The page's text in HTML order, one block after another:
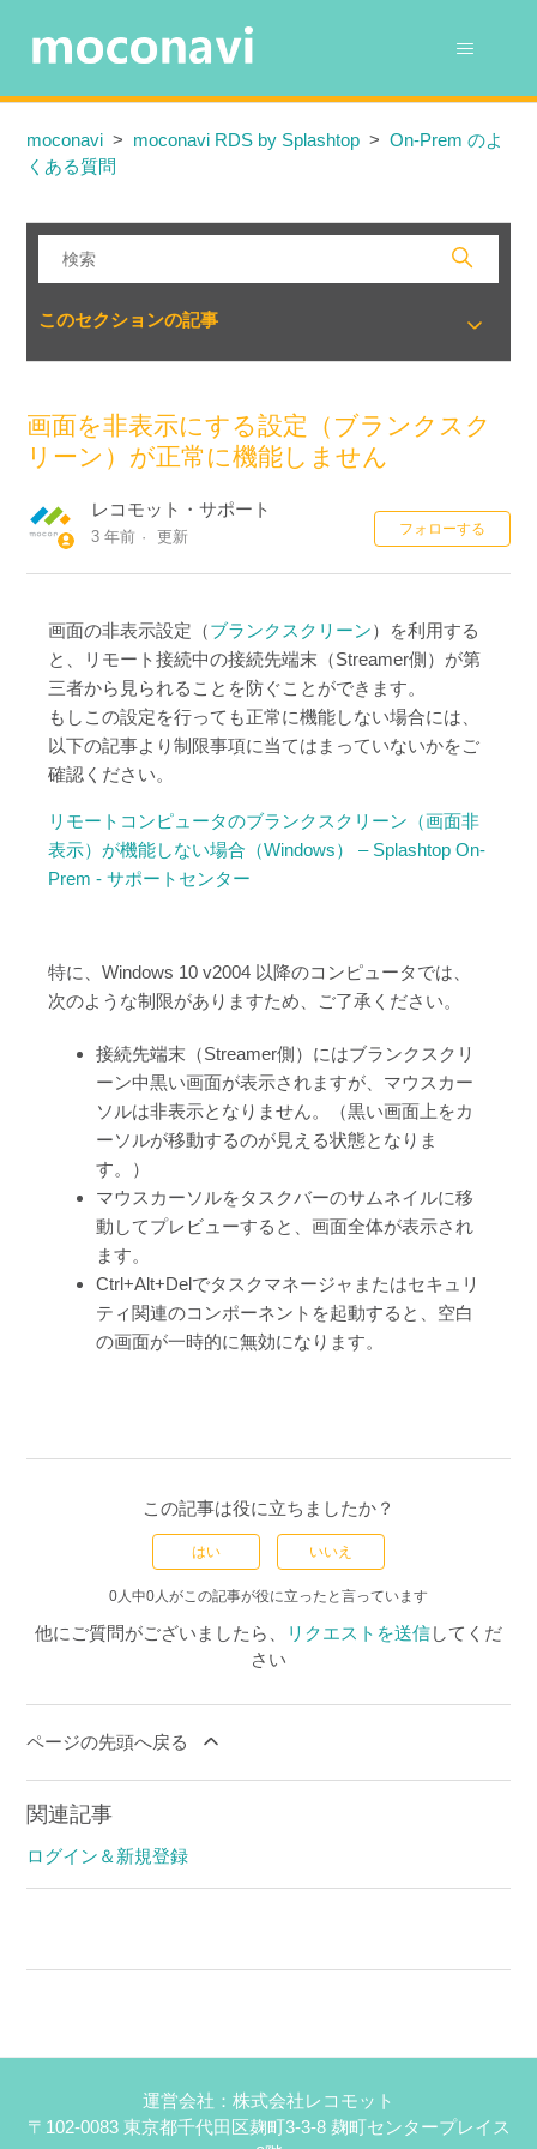
moconavi moconavi RDS by Splashtop
On-Prem のよ
くある質問
このセクションの記事
画面を非表示にする設定（ブランクスク
リーン）が正常に機能しません
レコモット・サポート
3 年前 更新 フォローする
画面の非表示設定（ブランクスクリーン）を利用する
と、リモート接続中の接続先端末（Streamer側）が第
三者から見られることを防ぐことができます。
もしこの設定を行っても正常に機能しない場合には、
以下の記事より制限事項に当てはまっていないかをご
確認ください。
リモートコンピュータのブランクスクリーン（画面非
表示）が機能しない場合（Windows） – Splashtop On-
Prem - サポートセンター
特に、Windows 10 v2004 以降のコンピュータでは、
次のような制限がありますため、ご了承ください。
接続先端末（Streamer側）にはブランクスクリ
ーン中黒い画面が表示されますが、マウスカー
ソルは非表示となりません。（黒い画面上をカ
ーソルが移動するのが見える状態となりま
す。）
マウスカーソルをタスクバーのサムネイルに移
動してプレビューすると、画面全体が表示され
ます。
Ctrl+Alt+Delでタスクマネージャまたはセキュリ
ティ関連のコンポーネントを起動すると、空白
の画面が一時的に無効になります。
この記事は役に立ちましたか？
はい いいえ
0人中0人がこの記事が役に立ったと言っています
他にご質問がございましたら、 リクエストを送信してくだ
さい
ページの先頭へ戻る
関連記事
ログイン＆新規登録
運営会社：株式会社レコモット
〒102-0083 東京都千代田区麹町3-3-8 麹町センタープレイス